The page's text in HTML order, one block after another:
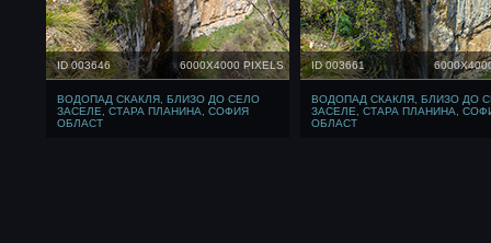
ID 003646 6000X4000 PIXELS
ВОДОПАД СКАКЛЯ, БЛИЗО ДО СЕЛО
ЗАСЕЛЕ, СТАРА ПЛАНИНА, СОФИЯ
ОБЛАСТ
ID 003661
ВОДОПАД СКАКЛЯ, БЛИЗО ДО
ЗАСЕЛЕ, СТАРА ПЛАНИНА,
ОБЛАСТ